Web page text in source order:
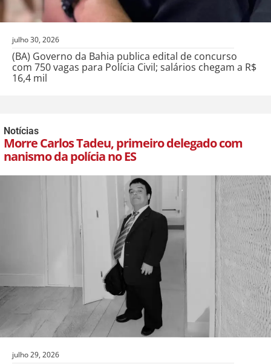
julho 30, 2026
(BA) Governo da Bahia publica edital de concurso
com 750 vagas para Polícia Civil; salários chegam a R$
16,4 mil
Notícias
Morre Carlos Tadeu, primeiro delegado com
nanismo da polícia no ES
julho 29, 2026